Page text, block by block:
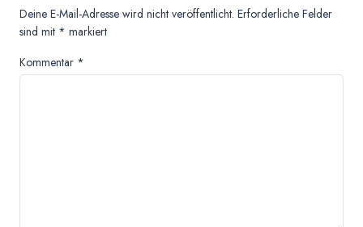
Deine E-Mail-Adresse wird nicht veröffentlicht. Erforderliche Felder
sind mit * markiert
Kommentar *